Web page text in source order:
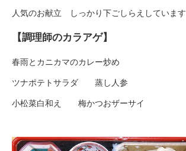
人気のお献立 しっかり下ごしらえしています
【調理師のカラアゲ】
春雨とカニカマのカレー炒め
ツナポテトサラダ 蒸し人参
小松菜白和え 梅かつおザーサイ